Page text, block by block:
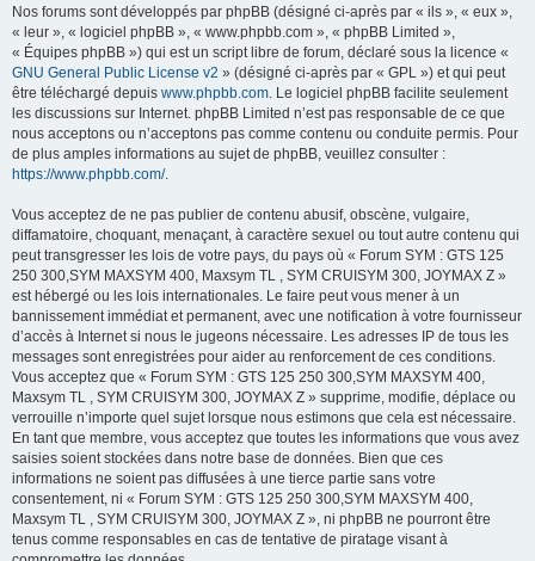
Nos forums sont développés par phpBB (désigné ci-après par « ils », « eux »,
« leur », « logiciel phpBB », « www.phpbb.com », « phpBB Limited »,
« Équipes phpBB ») qui est un script libre de forum, déclaré sous la licence «
GNU General Public License v2 » (désigné ci-après par « GPL ») et qui peut
être téléchargé depuis www.phpbb.com. Le logiciel phpBB facilite seulement
les discussions sur Internet. phpBB Limited n’est pas responsable de ce que
nous acceptons ou n’acceptons pas comme contenu ou conduite permis. Pour
de plus amples informations au sujet de phpBB, veuillez consulter :
https://www.phpbb.com/.
Vous acceptez de ne pas publier de contenu abusif, obscène, vulgaire,
diffamatoire, choquant, menaçant, à caractère sexuel ou tout autre contenu qui
peut transgresser les lois de votre pays, du pays où « Forum SYM : GTS 125
250 300,SYM MAXSYM 400, Maxsym TL , SYM CRUISYM 300, JOYMAX Z »
est hébergé ou les lois internationales. Le faire peut vous mener à un
bannissement immédiat et permanent, avec une notification à votre fournisseur
d’accès à Internet si nous le jugeons nécessaire. Les adresses IP de tous les
messages sont enregistrées pour aider au renforcement de ces conditions.
Vous acceptez que « Forum SYM : GTS 125 250 300,SYM MAXSYM 400,
Maxsym TL , SYM CRUISYM 300, JOYMAX Z » supprime, modifie, déplace ou
verrouille n’importe quel sujet lorsque nous estimons que cela est nécessaire.
En tant que membre, vous acceptez que toutes les informations que vous avez
saisies soient stockées dans notre base de données. Bien que ces
informations ne soient pas diffusées à une tierce partie sans votre
consentement, ni « Forum SYM : GTS 125 250 300,SYM MAXSYM 400,
Maxsym TL , SYM CRUISYM 300, JOYMAX Z », ni phpBB ne pourront être
tenus comme responsables en cas de tentative de piratage visant à